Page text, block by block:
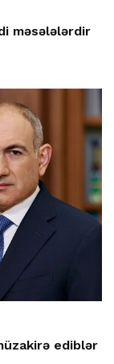
məsələlərdir
ediblər